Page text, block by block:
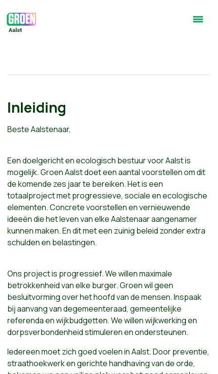
Inleiding
Beste Aalstenaar,
Een doelgericht en ecologisch bestuur voor Aalst is
mogelijk. Groen Aalst doet een aantal voorstellen om dit
de komende zes jaar te bereiken. Het is een
totaalproject met progressieve, sociale en ecologische
elementen. Concrete voorstellen en vernieuwende
ideeën die het leven van elke Aalstenaar aangenamer
kunnen maken. En dit met een zuinig beleid zonder extra
schulden en belastingen.
Ons project is progressief. We willen maximale
betrokkenheid van elke burger. Groen wil geen
besluitvorming over het hoofd van de mensen. Inspaak
bij aanvang van degemeenteraad, gemeentelijke
referenda en wijkbudgetten. We willen wijkwerking en
dorpsverbondenheid stimuleren en ondersteunen.
Iedereen moet zich goed voelen in Aalst. Door preventie,
straathoekwerk en gerichte handhaving van de orde,